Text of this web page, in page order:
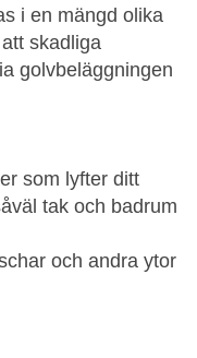
i en mängd olika
skadliga
golvbeläggningen
som lyfter ditt
tak och badrum
och andra ytor